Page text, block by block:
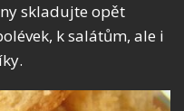
skladujte opět
k salátům, ale i